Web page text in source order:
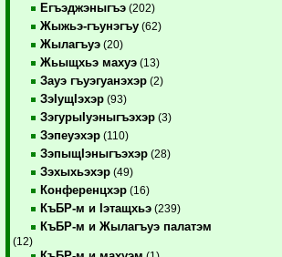
Егъэджэныгъэ (202)
Жыжьэ-гъунэгъу (62)
Жылагъуэ (20)
Жьыщхьэ махуэ (13)
Зауэ гъуэгуанэхэр (2)
ЗэIущIэхэр (93)
ЗэгурыIуэныгъэхэр (3)
Зэпеуэхэр (110)
ЗэпыщIэныгъэхэр (28)
Зэхыхьэхэр (49)
Конференцхэр (16)
КъБР-м и Iэтащхьэ (239)
КъБР-м и Жылагъуэ палатэм
(12)